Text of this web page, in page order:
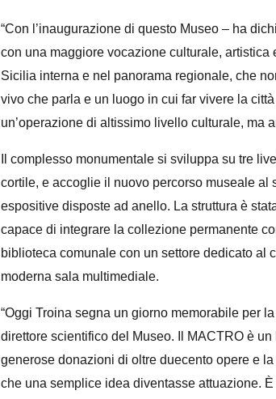
“Con l’inaugurazione di questo Museo – ha
con una maggiore vocazione culturale,
Sicilia interna e nel panorama regionale, che
vivo che parla e un luogo in cui far vivere la
un’operazione di altissimo livello culturale, ma
Il complesso monumentale si sviluppa su tre
cortile, e accoglie il nuovo percorso museale
espositive disposte ad anello. La struttura è
capace di integrare la collezione permanente
biblioteca comunale con un settore dedicato al
moderna sala multimediale.
“Oggi Troina segna un giorno memorabile per
direttore scientifico del Museo. Il MACTRO è
generose donazioni di oltre duecento opere e
che una semplice idea diventasse attuazione.